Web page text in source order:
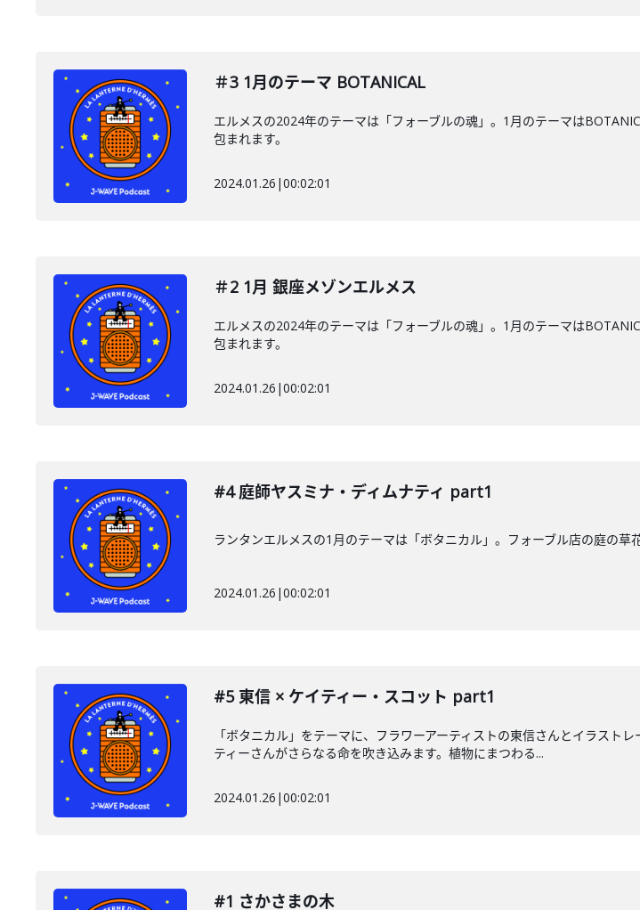
＃3 1月のテーマ BOTANICAL
エルメスの2024年のテーマは「フォーブルの魂」。1月のテーマは
包まれます。
2024.01.26 |00:02:01
＃2 1月 銀座メゾンエルメス
エルメスの2024年のテーマは「フォーブルの魂」。1月のテーマは
包まれます。
2024.01.26 |00:02:01
#4 庭師ヤスミナ・ディムナティ part1
ランタンエルメスの1月のテーマは「ボタニカル」。フォーブル店の庭の草
2024.01.26 |00:02:01
#5 東信 × ケイティー・スコット part1
「ボタニカル」をテーマに、フラワーアーティストの東信さんとイラスト
ティーさんがさらなる命を吹き込みます。植物にまつわる...
2024.01.26 |00:02:01
#1 さかさまの木